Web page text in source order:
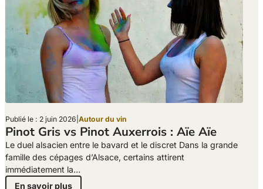
Publié le : 2 juin 2026 Autour du vin
Pinot Gris vs Pinot Auxerrois : Aïe Aïe
Le duel alsacien entre le bavard et le discret Dans la grande
famille des cépages d’Alsace, certains attirent
immédiatement la…
En savoir plus